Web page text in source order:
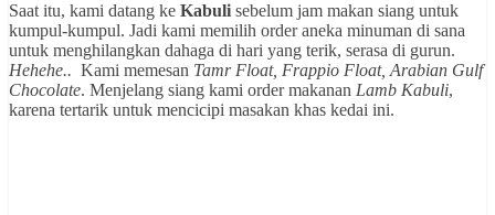
Saat itu, kami datang ke Kabuli sebelum jam makan siang untuk
kumpul-kumpul. Jadi kami memilih order aneka minuman di sana
untuk menghilangkan dahaga di hari yang terik, serasa di gurun.
Hehehe.. Kami memesan Tamr Float, Frappio Float, Arabian Gulf
Chocolate. Menjelang siang kami order makanan Lamb Kabuli,
karena tertarik untuk mencicipi masakan khas kedai ini.